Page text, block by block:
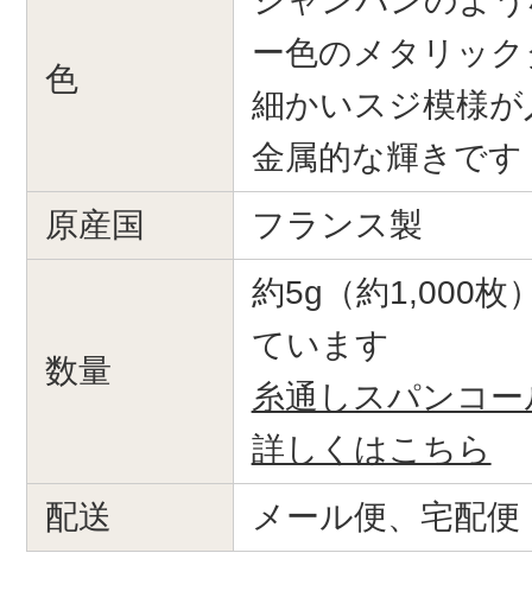
色
ー色のメタリッ
細かいスジ模様
金属的な輝きです
原産国
フランス製
数量
約5g（約1,000枚
ています
糸通しスパンコ
詳しくはこちら
配送
メール便、宅配便